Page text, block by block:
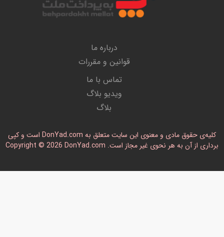
درباره ما
قوانین و مقررات
تماس با ما
ویدیو بلاگ
بلاگ
کلیه‌ی حقوق مادی و معنوی این سایت متعلق به DonYad.com است و کپی
برداری از آن به هر نحوی غیر مجاز است. Copyright © 2026 DonYad.com